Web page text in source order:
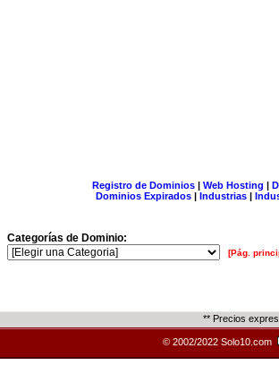
Registro de Dominios| Web Hosting |
Dominios Expirados | Industrias |
Categorías de Dominio:
[Pág.
** Precios
© 2002/2022 Solo10.com